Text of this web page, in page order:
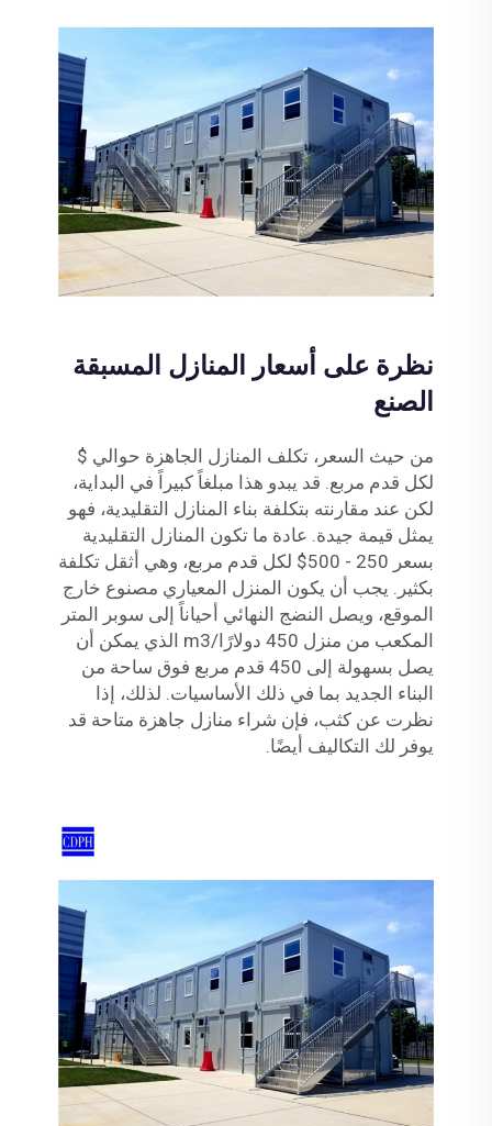
نظرة على أسعار المنازل المسبقة
الصنع
من حيث السعر، تكلف المنازل الجاهزة حوالي $
لكل قدم مربع. قد يبدو هذا مبلغاً كبيراً في البداية،
لكن عند مقارنته بتكلفة بناء المنازل التقليدية، فهو
يمثل قيمة جيدة. عادة ما تكون المنازل التقليدية
بسعر 250 - 500$ لكل قدم مربع، وهي أثقل تكلفة
بكثير. يجب أن يكون المنزل المعياري مصنوع خارج
الموقع، ويصل النضج النهائي أحياناً إلى سوبر المتر
المكعب من منزل 450 دولارًا/m3 الذي يمكن أن
يصل بسهولة إلى 450 قدم مربع فوق ساحة من
البناء الجديد بما في ذلك الأساسيات. لذلك، إذا
نظرت عن كثب، فإن شراء منازل جاهزة متاحة قد
يوفر لك التكاليف أيضًا.